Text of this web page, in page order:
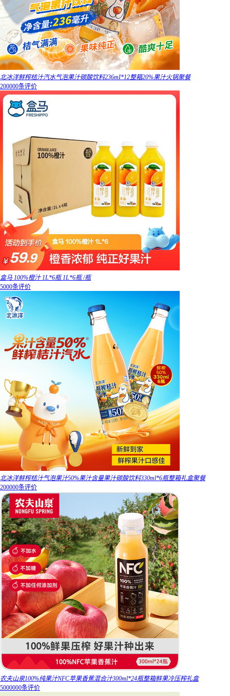
北冰洋鲜榨桔汁汽水气泡果汁碳酸饮料236mI*12整箱20%果汁火锅聚餐
200000条评价
盒马 100%橙汁 1L*6瓶 1L*6瓶 /瓶
5000条评价
北冰洋鲜榨桔汁气泡果汁50%果汁含量果汁碳酸饮料330ml*6瓶整箱礼盒聚餐
200000条评价
农夫山泉100%纯果汁NFC苹果香蕉混合汁300ml*24瓶整箱鲜果冷压榨礼盒
5000000条评价